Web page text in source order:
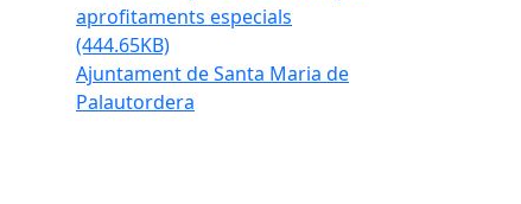
aprofitaments especials
(444.65KB)
Ajuntament de Santa Maria de
Palautordera